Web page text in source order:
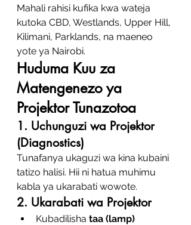
Mahali rahisi kufika kwa wateja
kutoka CBD, Westlands, Upper Hill,
Kilimani, Parklands, na maeneo
yote ya Nairobi.
Huduma Kuu za
Matengenezo ya
Projektor Tunazotoa
1. Uchunguzi wa Projektor
(Diagnostics)
Tunafanya ukaguzi wa kina kubaini
tatizo halisi. Hii ni hatua muhimu
kabla ya ukarabati wowote.
2. Ukarabati wa Projektor
Kubadilisha taa (lamp)